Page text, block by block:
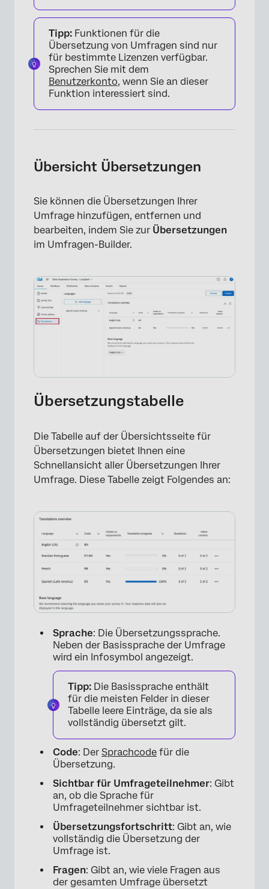
Tipp: Funktionen für die
Übersetzung von Umfragen sind nur
für bestimmte Lizenzen verfügbar.
Sprechen Sie mit dem
Benutzerkonto, wenn Sie an dieser
Funktion interessiert sind.
Übersicht Übersetzungen
Sie können die Übersetzungen Ihrer
Umfrage hinzufügen, entfernen und
bearbeiten, indem Sie zur Übersetzungen
im Umfragen-Builder.
×
Übersetzungstabelle
Die Tabelle auf der Übersichtsseite für
Übersetzungen bietet Ihnen eine
Schnellansicht aller Übersetzungen Ihrer
Umfrage. Diese Tabelle zeigt Folgendes an:
Sprache: Die Übersetzungssprache.
Neben der Basissprache der Umfrage
wird ein Infosymbol angezeigt.
Tipp: Die Basissprache enthält
für die meisten Felder in dieser
Tabelle leere Einträge, da sie als
vollständig übersetzt gilt.
Code: Der Sprachcode für die
Übersetzung.
Sichtbar für Umfrageteilnehmer: Gibt
an, ob die Sprache für
Umfrageteilnehmer sichtbar ist.
Übersetzungsfortschritt: Gibt an, wie
vollständig die Übersetzung der
Umfrage ist.
Fragen: Gibt an, wie viele Fragen aus
der gesamten Umfrage übersetzt